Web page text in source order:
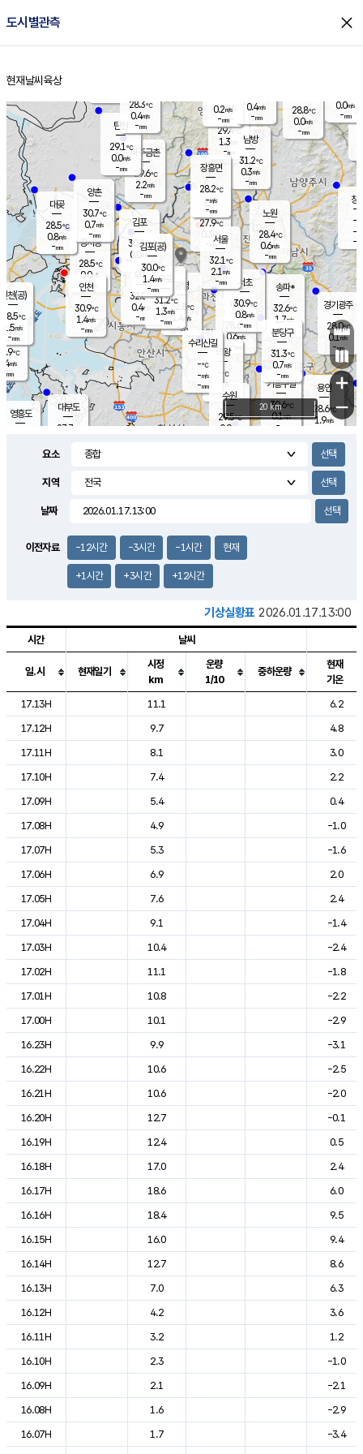
도시별관측 close
홈
현재날씨 육상
의도
℃
m/s
mm
영흥도
양주
29.4℃
1.3
-mm
과천
28.6℃
0.6m/s
- mm
용인
28.6℃
1.9m/s
경기광주
28.0℃
0.1m/s
-mm
0.4m/s
대부도
27.7
경서동
28.5℃
0.0m/s
-mm
파주금촌
29.6℃
2.2m/s
-mm
28.8℃
0.0m/s
-mm
대곶
28.5℃
0.8m/s
-mm
창
-
-m/
-
탄현
29.1℃
0.0m/s
-mm
0.0m/s
-mm
의왕
- ℃
m/s
mm
김포
30.2℃
0.0 m/s
mm
광명
32.8 ℃
1.4 m/s
-mm
부천
32.0℃
0.4m/s
-mm
양촌
30.7℃
0.7m/s
-mm
구로
31.2℃
1.3m/s
-mm
은평
27.9℃
0.3 m/s
- mm
노원
28.4℃
0.6m/s
-mm
송파*
32.6℃
1.7m/s
-mm
서초
30.9℃
0.8m/s
-mm
남방
31.2℃
0.3m/s
-mm
기흥구갈
30.6℃
0.1m/s
-
수리산길
-℃
-m/s
-mm
분당구
31.3℃
0.7m/s
-mm
장흥면
28.2℃
-m/s
-mm
0.2m/s
-mm
인천(공)
28.5℃
1.5m/s
-mm
김포(공)
30.0℃
1.4m/s
-mm
수원
29.5℃
0.9m/s
인천
30.9℃
1.4m/s
-mm
서울
32.1℃
2.1 m/s
-mm
28.3℃
0.4m/s
-mm
0.4m/s
-mm
+
−
20 km
요소
지역
날짜
이전자료 -12시간 -3시간 -1시간 현재
+1시간 +3시간 +12시간
기상실황표 2026.01.17.13:00
도시별 기상실황표로 지점, 날씨, 기온, 강수, 바람, 기압등을 안내한 표입
시간 날씨
일.시 현재일기
시정
km
운량
1/10
중하운량
현재
기온
17.13H
11.1
6.2
17.12H
9.7
4.8
17.11H
8.1
3.0
17.10H
7.4
2.2
17.09H
5.4
0.4
17.08H
4.9
-1.0
17.07H
5.3
-1.6
17.06H
6.9
2.0
17.05H
7.6
2.4
17.04H
9.1
-1.4
17.03H
10.4
-2.4
17.02H
11.1
-1.8
17.01H
10.8
-2.2
17.00H
10.1
-2.9
16.23H
9.9
-3.1
16.22H
10.6
-2.5
16.21H
10.6
-2.0
16.20H
12.7
-0.1
16.19H
12.4
0.5
16.18H
17.0
2.4
16.17H
18.6
6.0
16.16H
18.4
9.5
16.15H
16.0
9.4
16.14H
12.7
8.6
16.13H
7.0
6.3
16.12H
4.2
3.6
16.11H
3.2
1.2
16.10H
2.3
-1.0
16.09H
2.1
-2.1
16.08H
1.6
-2.9
16.07H
1.7
-3.4